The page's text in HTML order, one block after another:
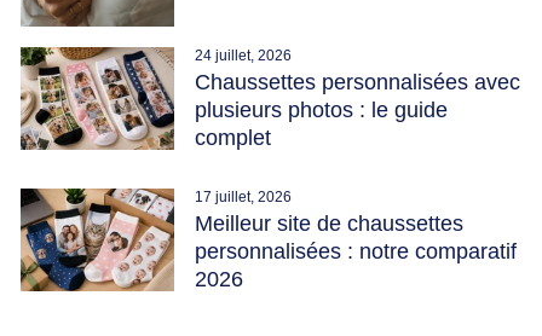
24 juillet, 2026
Chaussettes personnalisées avec
plusieurs photos : le guide
complet
17 juillet, 2026
Meilleur site de chaussettes
personnalisées : notre comparatif
2026